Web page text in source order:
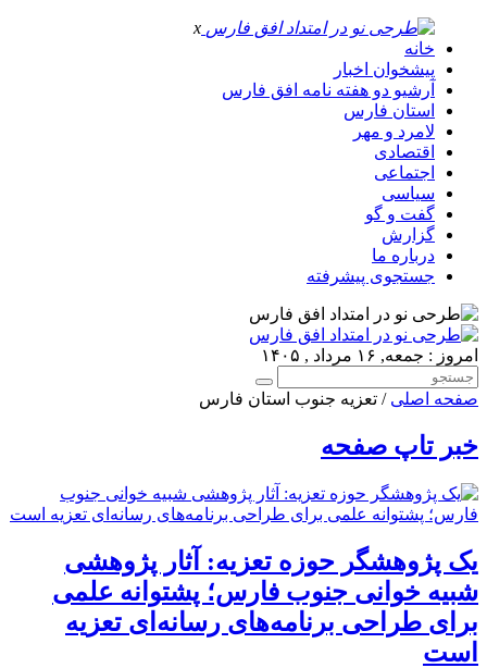
x
خانه
پیشخوان اخبار
آرشیو دو هفته نامه افق فارس
استان فارس
لامرد و مهر
اقتصادی
اجتماعی
سیاسی
گفت و گو
گزارش
درباره ما
جستجوی پیشرفته
امروز : جمعه, ۱۶ مرداد , ۱۴۰۵
صفحه اصلی / تعزیه جنوب استان فارس
خبر تاپ صفحه
یک پژوهشگر حوزه تعزیه: آثار پژوهشی
شبیه خوانی جنوب فارس؛ پشتوانه علمی
برای طراحی برنامه‌های رسانه‌ای تعزیه
است